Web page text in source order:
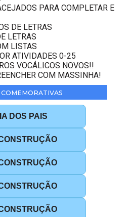
PARA COMPLETAR E
DE LETRAS
LETRAS
LISTAS
ATIVIDADES 0-25
VOCÁLICOS NOVOS!!
COM MASSINHA!
DOS PAIS